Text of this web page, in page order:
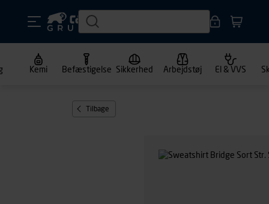
Kemi Befæstigelse Sikkerhed Arbejdstøj El & VVS
Tilbage